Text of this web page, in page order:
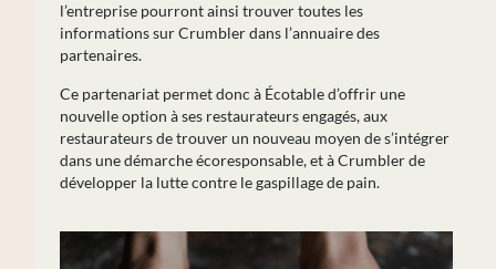
l’entreprise pourront ainsi trouver toutes les
informations sur Crumbler dans l’annuaire des
partenaires.
Ce partenariat permet donc à Écotable d’offrir une
nouvelle option à ses restaurateurs engagés, aux
restaurateurs de trouver un nouveau moyen de s’intégrer
dans une démarche écoresponsable, et à Crumbler de
développer la lutte contre le gaspillage de pain.